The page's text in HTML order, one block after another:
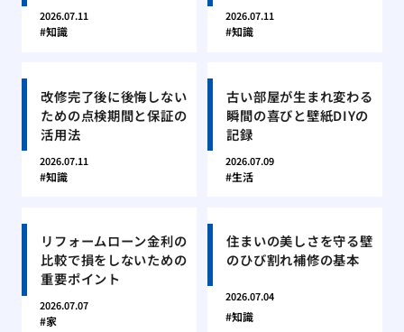
2026.07.11
知識
2026.07.11
知識
改修完了後に後悔しない
ための点検期間と保証の
活用法
2026.07.11
知識
古い部屋が生まれ変わる
瞬間の喜びと壁紙DIYの
記録
2026.07.09
生活
リフォームローン金利の
比較で損をしないための
重要ポイント
2026.07.07
家
住まいの美しさを守る壁
のひび割れ補修の基本
2026.07.04
知識